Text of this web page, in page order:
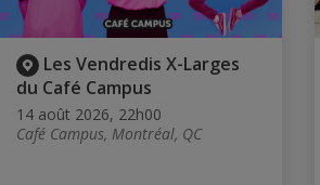
Les Vendredis X-Larges
du Café Campus
14 août 2026, 22h00
Café Campus, Montréal, QC